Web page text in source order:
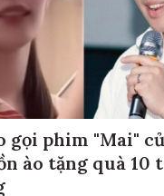
gọi phim "Mai"
ào tặng quà 10